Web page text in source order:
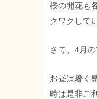
桜の開花も
クワクして
さて、4月の
お昼は暑く
時は是非ご